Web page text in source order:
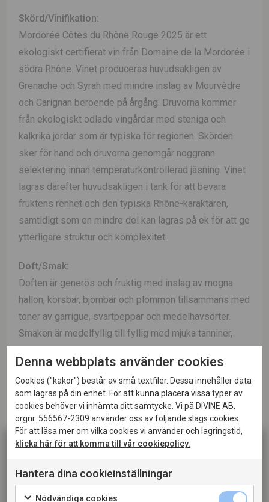
Skörd/Vinifikation:
Mordorée Côtes du Rhône Rouge 2025 är ett
ekologiskt certifierat vin från Domaine de la Mordorée i
södra Rhône. Vinet produceras huvudsakligen av
Grenache och Syrah med mindre inslag av Mourvèdre
och Carignan beroende på årgång. Druvorna kommer
från ekologiskt odlade vingårdar med steniga och
kalkrika jordar som är typiska för regionen. Skörden
sker för hand och druvorna genomgår noggrann
selektering innan temperaturkontrollerad jäsning. Vinet
lagras därefter huvudsakligen i tank för att bevara
fruktens renhet och den typiska Rhône-karaktären,
samtidigt som en mindre del kan lagras på ek för att ge
ytterligare struktur och komplexitet.
Doft/Smak:
Doften är generös och fruktig med inslag av mogna
hallon, körsbär, björnbär och plommon tillsammans med
toner av garrigue, svartpeppar och medelhavsörter.
Smaken är medelfyllig till fyllig med mjuka tanniner,
av röda och mörka bär, lakrits och kryddor samspelar
med en diskret mineralitet som ger ett harmoniskt och
elegant avslut. Vinet kombinerar generös frukt med
klassisk sydrhônsk kryddighet.
Passar till:
kyckling, charkuterier och mustiga pastarätter. Det
fungerar även mycket väl till pizza, grillade grönsaker
Denna sida innehåller information om alkoholhaltiga
Denna webbplats använder cookies
Cookies ("kakor") består av små textfiler. Dessa innehåller data
som lagras på din enhet. För att kunna placera vissa typer av
cookies behöver vi inhämta ditt samtycke. Vi på DIVINE AB,
orgnr. 556567-2309 använder oss av följande slags cookies.
För att läsa mer om vilka cookies vi använder och lagringstid,
klicka här för att komma till vår cookiepolicy.
Hantera dina cookieinställningar
Nödvändiga cookies